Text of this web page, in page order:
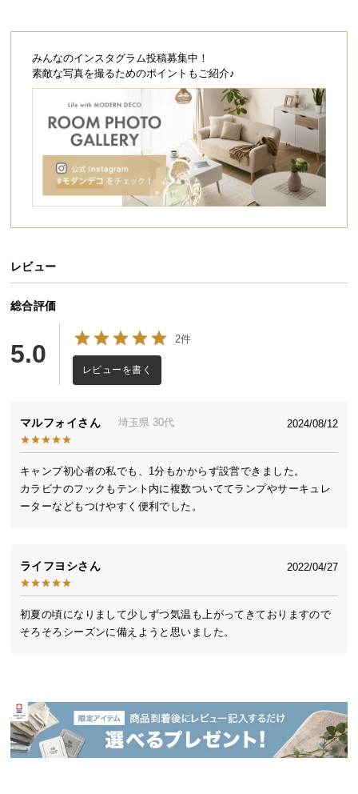
ド
お
支
払
つ
配
料
に
つ
大
型
商
品
に
つ
い
て
みんなのインスタグラム投稿募集中！
素敵な写真を撮るためのポイントもご紹介♪
レビュー
総合評価
5.0
2件
レビューを書く
マルフォイ 埼玉県 30代 2024/08/12
キャンプ初心者の私でも、1分もかからず設営できました。
カラビナのフックもテント内に複数ついててランプやサーキュレ
ーターなどもつけやすく便利でした。
ライフヨシ 2022/04/27
初夏の頃になりまして少しずつ気温も上がってきておりますので
そろそろシーズンに備えようと思いました。